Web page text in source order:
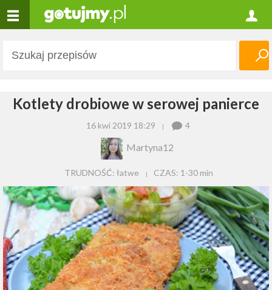
Kotlety drobiowe w serowej panierce
16 kwi 2019 18:29 4
Martyna12
TRUDNOŚĆ: łatwe CZAS: 1-30 min